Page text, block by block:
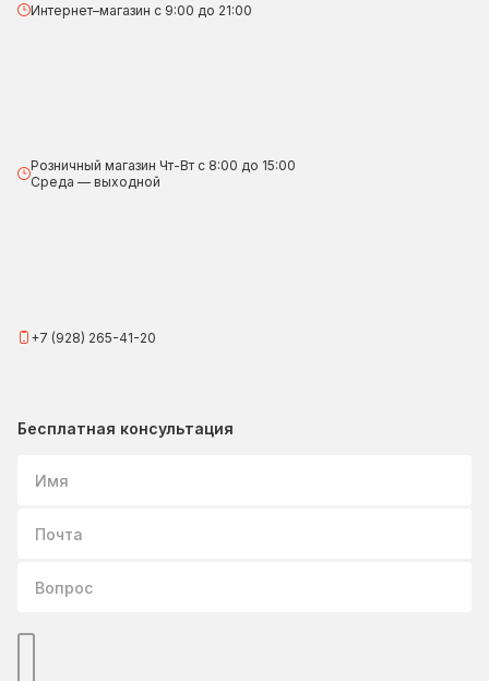
Интернет–магазин с 9:00 до 21:00
Розничный магазин Чт-Вт с 8:00 до 15:00
Среда — выходной
+7 (928) 265-41-20
Бесплатная консультация